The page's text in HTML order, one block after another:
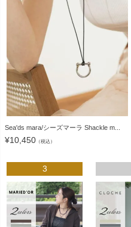
Sea'ds mara/シーズマーラ Shackle m...
¥10,450 （税込）
3